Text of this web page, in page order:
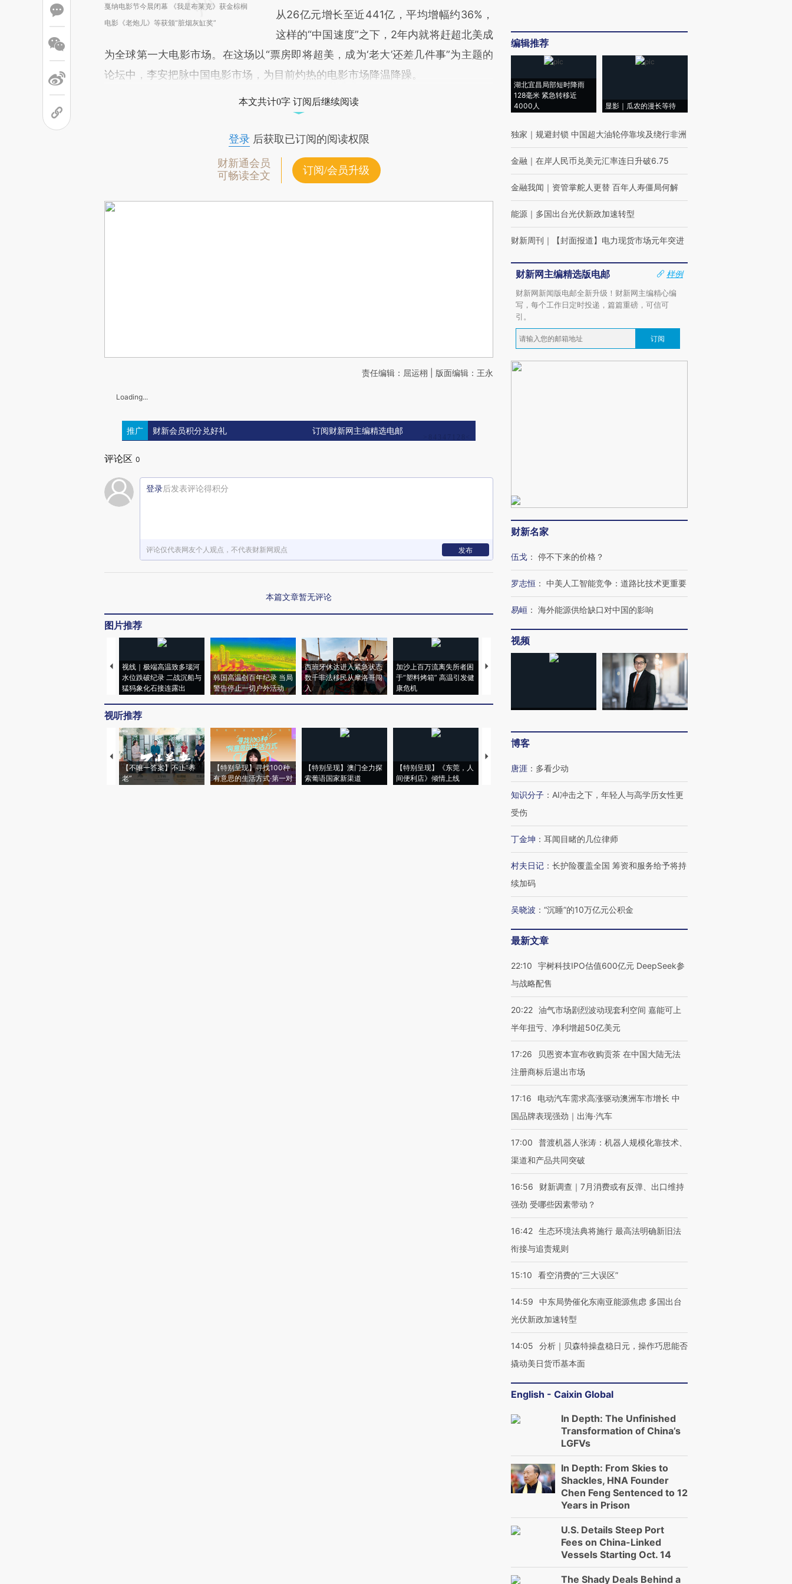
戛纳电影节今晨闭幕 《我是布莱克》获金棕榈
电影《老炮儿》等获颁“脏烟灰缸奖”
从26亿元增长至近441亿，平均增幅约36%，
这样的“中国速度”之下，2年内就将赶超北美成
为全球第一大电影市场。在这场以“票房即将超美，成为‘老大’还差几件事”为主题的
论坛中，李安把脉中国电影市场，为目前灼热的电影市场降温降躁。
本文共计0字 订阅后继续阅读
登录后获取已订阅的阅读权限
财新通会员
可畅读全文
订阅/会员升级
责任编辑：屈运栩 | 版面编辑：王永
Loading...
推广 财新会员积分兑好礼 订阅财新网主编精选电邮
评论区 0
登录后发表评论得积分
评论仅代表网友个人观点，不代表财新网观点 发布
本篇文章暂无评论
图片推荐
视线｜极端高温致多瑙河
水位跌破纪录 二战沉船与
猛犸象化石接连露出
韩国高温创百年纪录 当局
警告停止一切户外活动
西班牙休达进入紧急状态
数千非法移民从摩洛哥闯
入
加沙上百万流离失所者困
于“塑料烤箱” 高温引发健
康危机
视线｜HYROX的吸金
马航飞行员跨国走私7万
粒摇头丸 尿检体内含3种
视线｜被称为“蟑螂”的印
育部长拱下台
视听推荐
【不唯一答案】不止“养
老”
【特别呈现】寻找100种
有意思的生活方式·第一对
【特别呈现】澳门全力探
索葡语国家新渠道
【特别呈现】《东莞，人
间便利店》倾情上线
【推广】走进第四届链博
会，让数智科技“链”接产
编辑推荐
湖北宜昌局部短时降雨
128毫米 紧急转移近
4000人
显影｜瓜农的漫长等待
独家 ｜ 规避封锁 中国超大油轮停靠埃及绕行非洲
金融 ｜ 在岸人民币兑美元汇率连日升破6.75
金融我闻 ｜ 资管掌舵人更替 百年人寿僵局何解
能源 ｜ 多国出台光伏新政加速转型
财新周刊 ｜ 【封面报道】电力现货市场元年突进
财新网主编精选版电邮
样例
财新网新闻版电邮全新升级！财新网主编精心编
写，每个工作日定时投递，篇篇重磅，可信可
引。
订阅
财新名家
伍戈 ： 停不下来的价格？
罗志恒 ： 中美人工智能竞争：道路比技术更重要
易峘 ： 海外能源供给缺口对中国的影响
视频
博客
唐涯 ： 多看少动
知识分子 ： AI冲击之下，年轻人与高学历女性更
受伤
丁金坤 ： 耳闻目睹的几位律师
村夫日记 ： 长护险覆盖全国 筹资和服务给予将持
续加码
吴晓波 ： “沉睡”的10万亿元公积金
最新文章
22:10
宇树科技IPO估值600亿元 DeepSeek参
与战略配售
20:22 油气市场剧烈波动现套利空间 嘉能可上
半年扭亏、净利增超50亿美元
17:26
贝恩资本宣布收购贡茶 在中国大陆无法
注册商标后退出市场
17:16
电动汽车需求高涨驱动澳洲车市增长 中
国品牌表现强劲｜出海·汽车
17:00
普渡机器人张涛：机器人规模化靠技术、
渠道和产品共同突破
16:56
财新调查｜7月消费或有反弹、出口维持
强劲 受哪些因素带动？
16:42 生态环境法典将施行 最高法明确新旧法
衔接与追责规则
15:10 看空消费的“三大误区”
14:59
中东局势催化东南亚能源焦虑 多国出台
光伏新政加速转型
14:05
分析｜贝森特操盘稳日元，操作巧思能否
撬动美日货币基本面
English - Caixin Global
In Depth: The Unfinished
Transformation of China’s
LGFVs
In Depth: From Skies to
Shackles, HNA Founder
Chen Feng Sentenced to 12
Years in Prison
U.S. Details Steep Port
Fees on China-Linked
Vessels Starting Oct. 14
The Shady Deals Behind a